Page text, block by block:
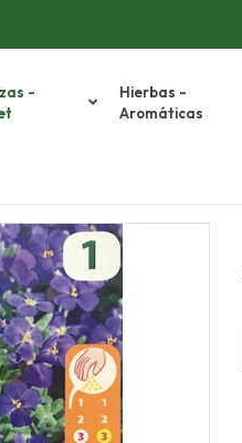
-
Hierbas -
Aromáticas